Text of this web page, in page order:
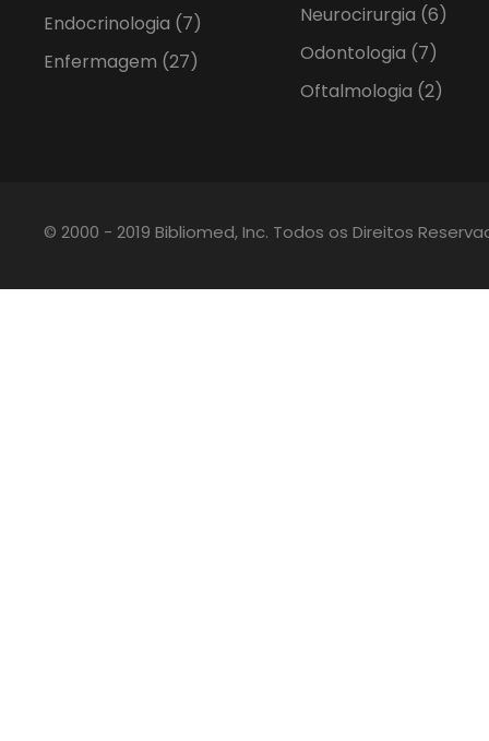
Endocrinologia (7)
Enfermagem (27)
Neurocirurgia (6)
Odontologia (7)
Oftalmologia (2)
© 2000 - 2019 Bibliomed, Inc. Todos os Direitos